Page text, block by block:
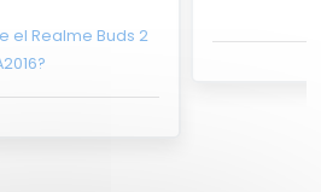
el Realme Buds 2